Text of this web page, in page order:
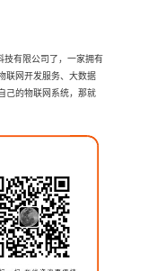
技有限公司了，一家拥有
联网开发服务、大数据
己的物联网系统，那就